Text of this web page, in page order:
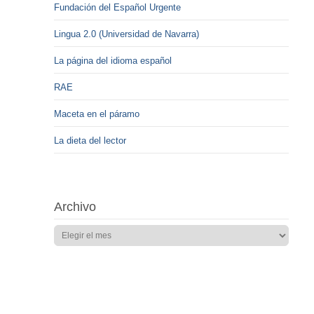
Fundación del Español Urgente
Lingua 2.0 (Universidad de Navarra)
La página del idioma español
RAE
Maceta en el páramo
La dieta del lector
Archivo